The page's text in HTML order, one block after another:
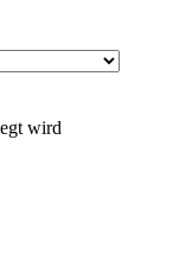
wird